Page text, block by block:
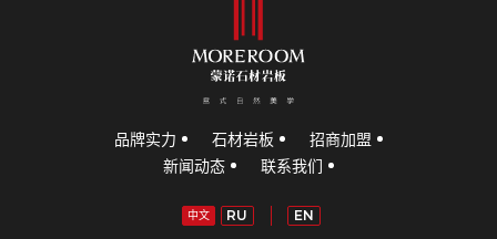
品牌实力 石材岩板
招商加盟
新闻动态
联系我们
中文 RU EN